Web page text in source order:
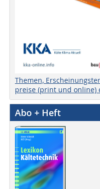
Themen,
preise (print und online)
Abo + Heft